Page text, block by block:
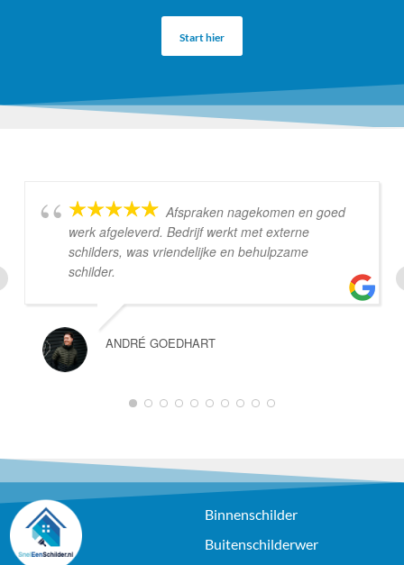
Start hier
Afspraken nagekomen en goed
werk afgeleverd. Bedrijf werkt met externe
schilders, was vriendelijke en behulpzame
schilder.
ANDRÉ GOEDHART
Binnenschilder
Buitenschilderwer